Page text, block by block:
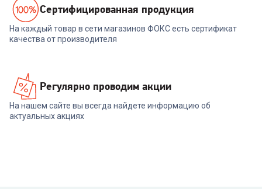
Cертифицированная продукция
На каждый товар в сети магазинов ФОКС есть сертификат
качества от производителя
Регулярно проводим акции
На нашем сайте вы всегда найдете информацию об
актуальных акциях